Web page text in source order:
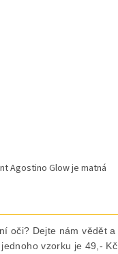
Agostino Glow je matná
oči? Dejte nám vědět a
vzorku je 49,- Kč